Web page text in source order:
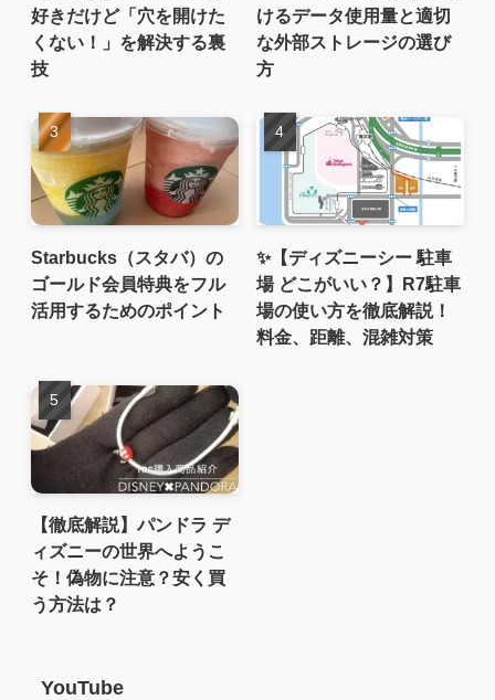
好きだけど「穴を開けた
くない！」を解決する裏
技
けるデータ使用量と適切
な外部ストレージの選び
方
Starbucks（スタバ）の
ゴールド会員特典をフル
活用するためのポイント
✨【ディズニーシー 駐車
場 どこがいい？】R7駐車
場の使い方を徹底解説！
料金、距離、混雑対策
【徹底解説】パンドラ デ
ィズニーの世界へようこ
そ！偽物に注意？安く買
う方法は？
YouTube